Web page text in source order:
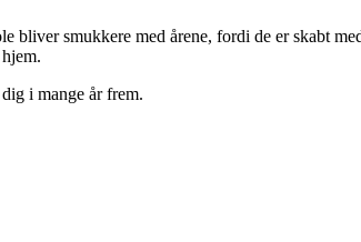
smukkere med årene, fordi de er skabt
i mange år frem.